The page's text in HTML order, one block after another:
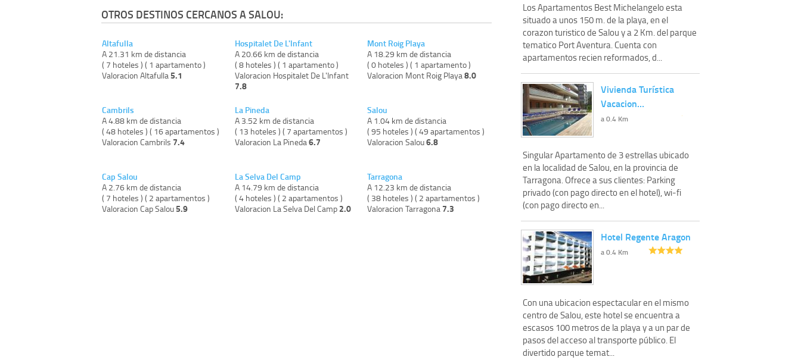
OTROS DESTINOS CERCANOS A SALOU:
Altafulla
A 21.31 km de distancia
( 7 hoteles ) ( 1 apartamento )
Valoracion Altafulla 5.1
Cambrils
A 4.88 km de distancia
( 48 hoteles ) ( 16 apartamentos )
Valoracion Cambrils 7.4
Cap Salou
A 2.76 km de distancia
( 7 hoteles ) ( 2 apartamentos )
Valoracion Cap Salou5.9
Hospitalet De L'Infant
A 20.66 km de distancia
( 8 hoteles ) ( 1 apartamento )
Valoracion Hospitalet De L'Infant
7.8
La Pineda
A 3.52 km de distancia
( 13 hoteles ) ( 7 apartamentos )
Valoracion La Pineda 6.7
La Selva Del Camp
A 14.79 km de distancia
( 4 hoteles ) ( 2 apartamentos )
Valoracion La Selva Del Camp 2.0
Mont Roig Playa
A 18.29 km de distancia
( 0 hoteles ) ( 1 apartamento )
Valoracion Mont Roig Playa8.0
Salou
A 1.04 km de distancia
( 95 hoteles ) ( 49 apartamentos )
Valoracion Salou6.8
Tarragona
A 12.23 km de distancia
( 38 hoteles ) ( 2 apartamentos )
Valoracion Tarragona 7.3
Los Apartamentos Best Michelangelo esta
situado a unos 150 m. de la playa, en el
corazon turistico de Salou y a 2 Km. del parque
tematico Port Aventura. Cuenta con
apartamentos recien reformados, d...
Vivienda Turística
Vacacion…
a 0.4 Km
Singular Apartamento de 3 estrellas ubicado
en la localidad de Salou, en la provincia de
Tarragona. Ofrece a sus clientes: Parking
privado (con pago directo en el hotel), wi-fi
(con pago directo en...
Hotel Regente Aragon
a 0.4 Km
Con una ubicacion espectacular en el mismo
centro de Salou, este hotel se encuentra a
escasos 100 metros de la playa y a un par de
pasos del acceso al transporte público. El
divertido parque temat...